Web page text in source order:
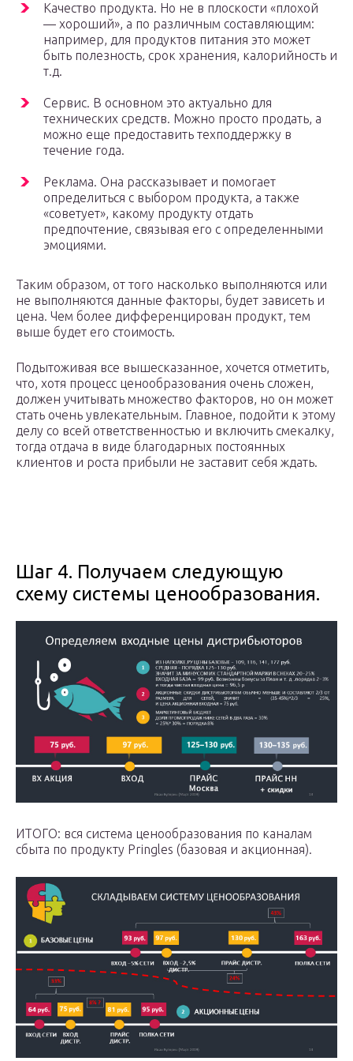
Качество продукта. Но не в плоскости «плохой
— ­хороший», а по различным составляющим:
например, для продуктов питания это может
быть полезность, срок хранения, калорийность и
т.д.
Сервис. В основном это актуально для
технических средств. Можно просто продать, а
можно еще предоставить техподдержку в
течение года.
Реклама. Она рассказывает и помогает
определиться с выбором продукта, а также
«советует», какому продукту отдать
предпочтение, связывая его с определенными
эмоциями.
Таким образом, от того насколько выполняются или
не выполняются данные факторы, будет зависеть и
цена. Чем более дифференцирован продукт, тем
выше будет его стоимость.
Подытоживая все вышесказанное, хочется отметить,
что, хотя процесс ценообразования очень сложен,
должен учитывать множество факторов, но он может
стать очень увлекательным. Главное, подойти к этому
делу со всей ответственностью и включить смекалку,
тогда отдача в виде благодарных постоянных
клиентов и роста прибыли не заставит себя ждать.
Шаг 4. Получаем следующую
схему системы ценообразования.
ИТОГО: вся система ценообразования по каналам
сбыта по продукту Pringles (базовая и акционная).